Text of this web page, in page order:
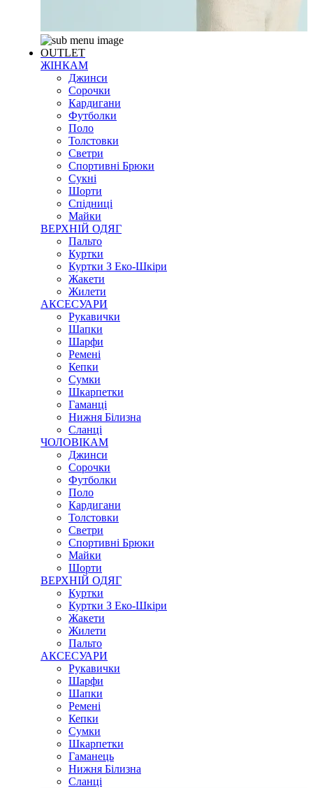
OUTLET
ЖІНКАМ
Джинси
Сорочки
Кардигани
Футболки
Поло
Толстовки
Светри
Спортивні Брюки
Сукні
Шорти
Спідниці
Майки
ВЕРХНІЙ ОДЯГ
Пальто
Куртки
Куртки З Еко-Шкіри
Жакети
Жилети
АКСЕСУАРИ
Рукавички
Шапки
Шарфи
Ремені
Кепки
Сумки
Шкарпетки
Гаманці
Нижня Білизна
Сланці
ЧОЛОВІКАМ
Джинси
Сорочки
Футболки
Поло
Кардигани
Толстовки
Светри
Спортивні Брюки
Майки
Шорти
ВЕРХНІЙ ОДЯГ
Куртки
Куртки З Еко-Шкіри
Жакети
Жилети
Пальто
АКСЕСУАРИ
Рукавички
Шарфи
Шапки
Ремені
Кепки
Сумки
Шкарпетки
Гаманець
Нижня Білизна
Сланці